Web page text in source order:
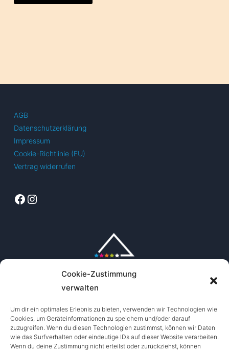
Cookie-Zustimmung
verwalten
Um dir ein optimales Erlebnis zu bieten, verwenden wir Technologien wie
Cookies, um Geräteinformationen zu speichern und/oder darauf
zuzugreifen. Wenn du diesen Technologien zustimmst, können wir Daten
wie das Surfverhalten oder eindeutige IDs auf dieser Website verarbeiten.
Wenn du deine Zustimmung nicht erteilst oder zurückziehst, können
AGB
Datenschutzerklärung
Impressum
Cookie-Richtlinie (EU)
Vertrag widerrufen
Facebook
Instagram